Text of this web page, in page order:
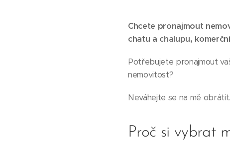
Chcete pronajmout
chatu a chalupu,
Potřebujete pronajmout
nemovitost?
Neváhejte se na mě
Proč si vybrat